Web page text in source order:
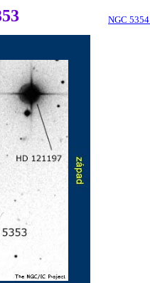
NGC 5354